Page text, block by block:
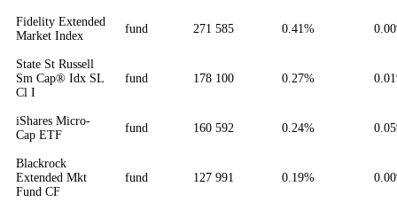
Fidelity Extended
Market Index
fund 271 585 0.41%
State St Russell
Sm Cap® Idx SL
Cl I
fund 178 100 0.27%
iShares Micro-
Cap ETF
fund 160 592 0.24%
Blackrock
Extended Mkt
Fund CF
fund 127 991 0.19%